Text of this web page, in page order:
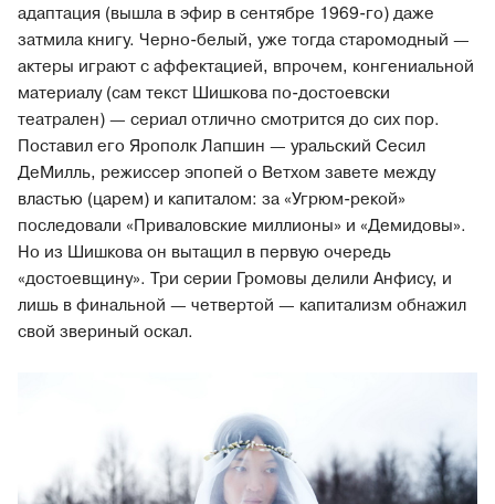
адаптация (вышла в эфир в сентябре 1969-го) даже
затмила книгу. Черно-белый, уже тогда старомодный —
актеры играют с аффектацией, впрочем, конгениальной
материалу (сам текст Шишкова по-достоевски
театрален) — сериал отлично смотрится до сих пор.
Поставил его Ярополк Лапшин — уральский Сесил
ДеМилль, режиссер эпопей о Ветхом завете между
властью (царем) и капиталом: за «Угрюм-рекой»
последовали «Приваловские миллионы» и «Демидовы».
Но из Шишкова он вытащил в первую очередь
«достоевщину». Три серии Громовы делили Анфису, и
лишь в финальной — четвертой — капитализм обнажил
свой звериный оскал.